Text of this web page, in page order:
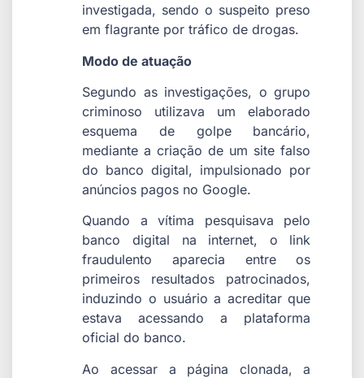
investigada, sendo o suspeito preso
em flagrante por tráfico de drogas.
Modo de atuação
Segundo as investigações, o grupo
criminoso utilizava um elaborado
esquema de golpe bancário,
mediante a criação de um site falso
do banco digital, impulsionado por
anúncios pagos no Google.
Quando a vítima pesquisava pelo
banco digital na internet, o link
fraudulento aparecia entre os
primeiros resultados patrocinados,
induzindo o usuário a acreditar que
estava acessando a plataforma
oficial do banco.
Ao acessar a página clonada, a